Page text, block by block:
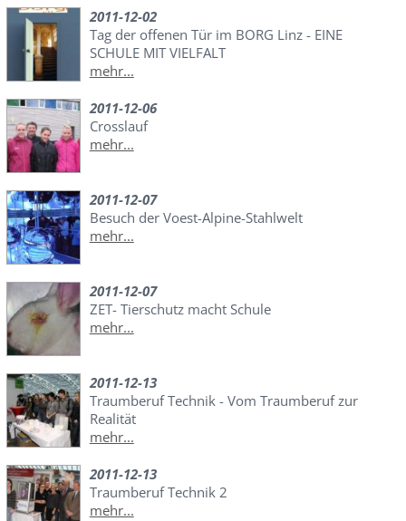
2011-12-02
Tag der offenen Tür im BORG Linz - EINE
SCHULE MIT VIELFALT
mehr...
2011-12-06
Crosslauf
mehr...
2011-12-07
Besuch der Voest-Alpine-Stahlwelt
mehr...
2011-12-07
ZET- Tierschutz macht Schule
mehr...
2011-12-13
Traumberuf Technik - Vom Traumberuf zur
Realität
mehr...
2011-12-13
Traumberuf Technik 2
mehr...